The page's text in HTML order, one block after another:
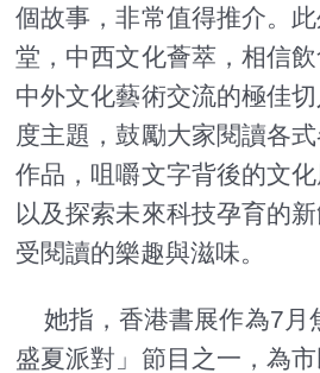
個故事，非常值得推介。
堂，中西文化薈萃，相信
中外文化藝術交流的極佳
度主題，鼓勵大家閱讀各
作品，咀嚼文字背後的文化
以及探索未來科技孕育的
受閱讀的樂趣與滋味。
她指，香港書展作為7月
盛夏派對」節目之一，為